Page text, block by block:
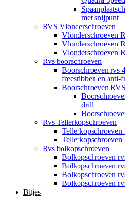
met snijpunt
RVS Vlonderschroeven
Vlonderschroeven
Vlonderschroeven
Vlonderschroeven
Rvs boorschroeven
Boorschroeven rvs
freesribben en anti-
Boorschroeven
drill
Rvs Tellerkopschroeven
Tellerkopschroeven
Rvs bolkopschroeven
Bolkopschroeven
Bolkopschroeven
Bolkopschroeven
Bolkopschroeven
Bitjes